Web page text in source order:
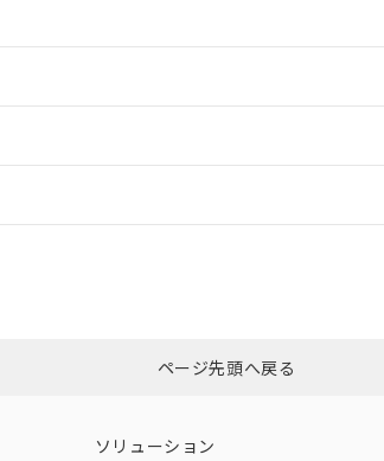
ダウンロードはこちらページ先頭へ戻る
ソリューション